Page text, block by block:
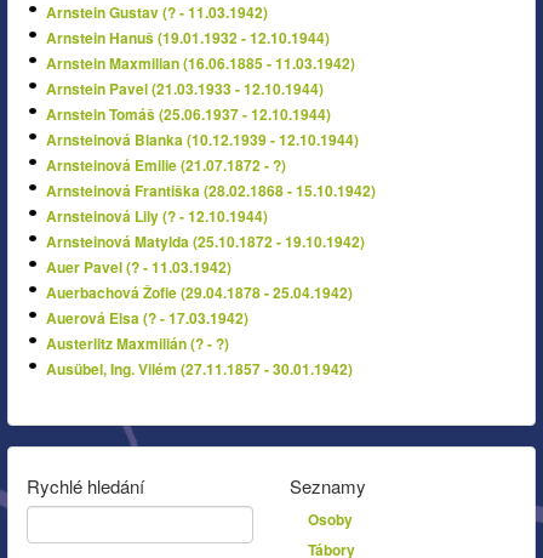
Arnstein Gustav (? - 11.03.1942)
Arnstein Hanuš (19.01.1932 - 12.10.1944)
Arnstein Maxmilian (16.06.1885 - 11.03.1942)
Arnstein Pavel (21.03.1933 - 12.10.1944)
Arnstein Tomáš (25.06.1937 - 12.10.1944)
Arnsteinová Blanka (10.12.1939 - 12.10.1944)
Arnsteinová Emilie (21.07.1872 - ?)
Arnsteinová Františka (28.02.1868 - 15.10.1942)
Arnsteinová Lily (? - 12.10.1944)
Arnsteinová Matylda (25.10.1872 - 19.10.1942)
Auer Pavel (? - 11.03.1942)
Auerbachová Žofie (29.04.1878 - 25.04.1942)
Auerová Elsa (? - 17.03.1942)
Austerlitz Maxmilián (? - ?)
Ausübel, Ing. Vilém (27.11.1857 - 30.01.1942)
Rychlé hledání Seznamy
Osoby
Tábory